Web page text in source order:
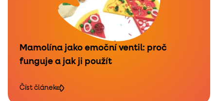
Mamolína jako emoční ventil: proč
funguje a jak ji použít
Číst článek